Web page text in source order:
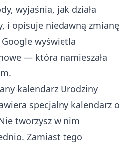
wyjaśnia, jak działa
i opisuje niedawną zmianę
wyświetla
— która namieszała
kalendarz Urodziny
specjalny kalendarz o
tworzysz w nim
Zamiast tego